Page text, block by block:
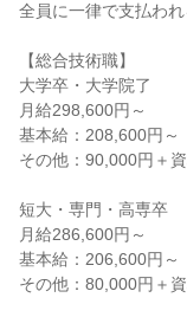
全員に一律で支払わ
【総合技術職】
大学卒・大学院了
月給298,600円～
基本給：208,600円～
その他：90,000円＋
短大・専門・高専卒
月給286,600円～
基本給：206,600円～
その他：80,000円＋